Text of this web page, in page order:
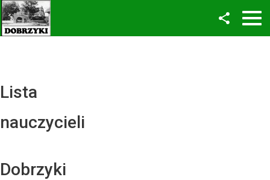
Lista
nauczycieli
Dobrzyki